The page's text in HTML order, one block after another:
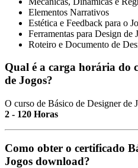
Elementos Narrativos
Estética e Feedback para o
Ferramentas para Design de
Roteiro e Documento de
Qual é a carga horária do
de Jogos?
O curso de Básico de Designer de
2 - 120 Horas
Como obter o certificado
Jogos download?